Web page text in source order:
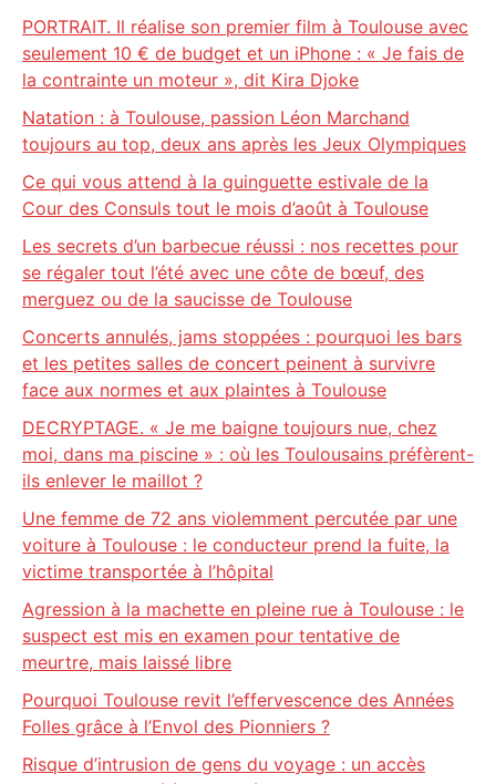
PORTRAIT. Il réalise son premier film à Toulouse avec
seulement 10 € de budget et un iPhone : « Je fais de
la contrainte un moteur », dit Kira Djoke
Natation : à Toulouse, passion Léon Marchand
toujours au top, deux ans après les Jeux Olympiques
Ce qui vous attend à la guinguette estivale de la
Cour des Consuls tout le mois d’août à Toulouse
Les secrets d’un barbecue réussi : nos recettes pour
se régaler tout l’été avec une côte de bœuf, des
merguez ou de la saucisse de Toulouse
Concerts annulés, jams stoppées : pourquoi les bars
et les petites salles de concert peinent à survivre
face aux normes et aux plaintes à Toulouse
DECRYPTAGE. « Je me baigne toujours nue, chez
moi, dans ma piscine » : où les Toulousains préfèrent-
ils enlever le maillot ?
Une femme de 72 ans violemment percutée par une
voiture à Toulouse : le conducteur prend la fuite, la
victime transportée à l’hôpital
Agression à la machette en pleine rue à Toulouse : le
suspect est mis en examen pour tentative de
meurtre, mais laissé libre
Pourquoi Toulouse revit l’effervescence des Années
Folles grâce à l’Envol des Pionniers ?
Risque d’intrusion de gens du voyage : un accès